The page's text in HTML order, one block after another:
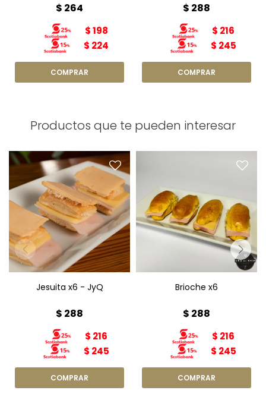
$ 264
$198
$ 224
$ 288
$ 216
$ 245
Productos que te pueden interesar
Jesuita x6
Relleno: jamón y queso
Jesuita x6 - JyQ
$ 288
$ 216
$ 245
Brioche x6
Relleno: jamón y queso
Brioche x6
$ 288
$ 216
$ 245